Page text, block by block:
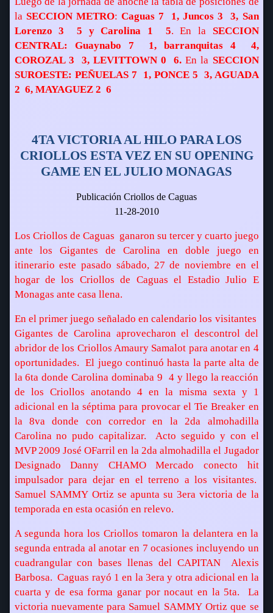
la SECCION METRO: Caguas 7  1, Juncos 3  3, San
Lorenzo 3  5 y Carolina 1  5. En la SECCION
CENTRAL: Guaynabo 7  1, barranquitas 4  4,
COROZAL 3  3, LEVITTOWN 0  6.En la SECCION
SUROESTE: PEÑUELAS 7  1, PONCE 5  3, AGUADA
2  6, MAYAGUEZ 2  6
4TA VICTORIA AL HILO PARA LOS
CRIOLLOS ESTA VEZ EN SU OPENING
GAME EN EL JULIO MONAGAS
Publicación Criollos de Caguas
11-28-2010
Los Criollos de Caguas ganaron su tercer y cuarto juego
ante los Gigantes de Carolina en doble juego en
itinerario este pasado sábado, 27 de noviembre en el
hogar de los Criollos de Caguas el Estadio Julio E
Monagas ante casa llena.
En el primer juego señalado en calendario los visitantes
Gigantes de Carolina aprovecharon el descontrol del
abridor de los Criollos Amaury Samalot para anotar en 4
oportunidades. El juego continuó hasta la parte alta de
la 6ta donde Carolina dominaba 9  4 y llego la reacción
de los Criollos anotando 4 en la misma sexta y 1
adicional en la séptima para provocar el Tie Breaker en
la 8va donde con corredor en la 2da almohadilla
Carolina no pudo capitalizar.
Acto seguido y con el
MVP 2009 José OFarril en la 2da almohadilla el Jugador
Designado Danny CHAMO Mercado conecto hit
impulsador para dejar en el terreno a los visitantes.
Samuel SAMMY Ortiz se apunta su 3era victoria de la
temporada en esta ocasión en relevo.
A segunda hora los Criollos tomaron la delantera en la
segunda entrada al anotar en 7 ocasiones incluyendo un
cuadrangular con bases llenas del CAPITAN  Alexis
Barbosa. Caguas rayó 1 en la 3era y otra adicional en la
cuarta y de esa forma ganar por nocaut en la 5ta.
La
victoria nuevamente para Samuel SAMMY Ortiz que se